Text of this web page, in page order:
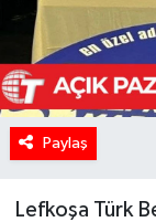
Paylaş
Lefkoşa Türk